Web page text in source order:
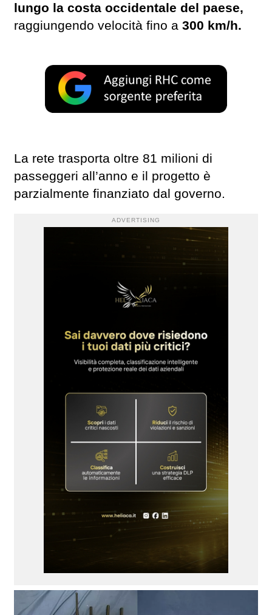
lungo la costa occidentale del paese,
raggiungendo velocità fino a 300 km/h.
La rete trasporta oltre 81 milioni di
passeggeri all’anno e il progetto è
parzialmente finanziato dal governo.
ADVERTISING